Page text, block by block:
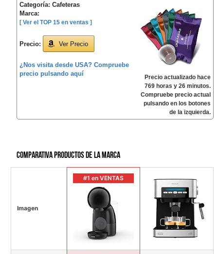
Categoría: Cafeteras
Marca:
[ Ver el TOP 15 en ventas ]
Precio: Ver Precio
¿Nos visita desde USA? Compruebe
precio pulsando aquí
Precio actualizado hace
769 horas y 26 minutos.
Compruebe precio actual
pulsando en los botones
de la izquierda.
Comparativa productos de la marca
Imagen
#1 en VENTAS